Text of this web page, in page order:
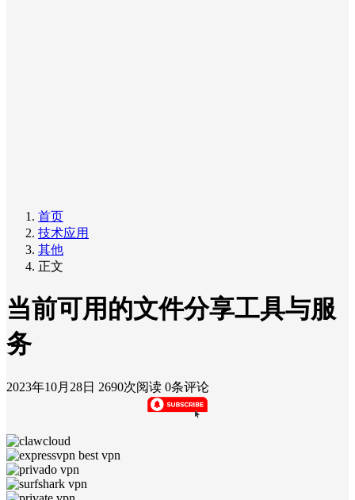
首页
技术应用
其他
正文
当前可用的文件分享工具与服
务
2023年10月28日 2690次阅读 0条评论